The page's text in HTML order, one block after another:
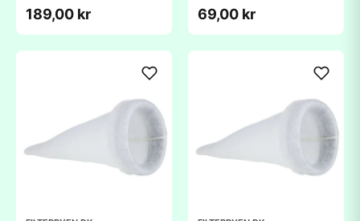
189,00 kr 69,00 kr